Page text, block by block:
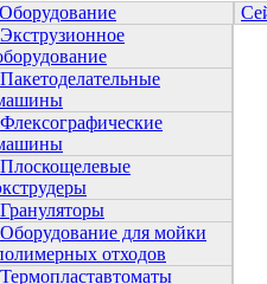
Оборудование
Экструзионное
Пакетоделательные
Флексографические
Плоскощелевые
Грануляторы
Оборудование для мойки
отходов
Термопластавтоматы